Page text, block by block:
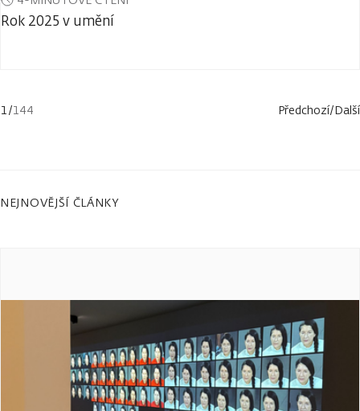
Rok 2025 v umění
1/144 Předchozí/Další
NEJNOVĚJŠÍ ČLÁNKY